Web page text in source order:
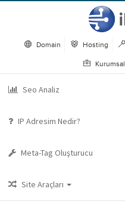
Domain Hosting
Kurumsal
Seo Analiz
IP Adresim Nedir?
Meta-Tag Oluşturucu
Site Araçları